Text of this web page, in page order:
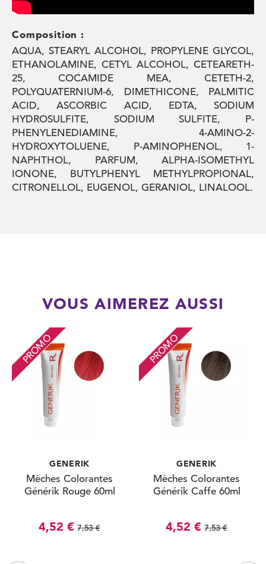
Composition :
AQUA, STEARYL ALCOHOL, PROPYLENE GLYCOL,
ETHANOLAMINE, CETYL ALCOHOL, CETEARETH-
25, COCAMIDE MEA, CETETH-2,
POLYQUATERNIUM-6, DIMETHICONE, PALMITIC
ACID, ASCORBIC ACID, EDTA, SODIUM
HYDROSULFITE, SODIUM SULFITE, P-
PHENYLENEDIAMINE, 4-AMINO-2-
HYDROXYTOLUENE, P-AMINOPHENOL, 1-
NAPHTHOL, PARFUM, ALPHA-ISOMETHYL
IONONE, BUTYLPHENYL METHYLPROPIONAL,
CITRONELLOL, EUGENOL, GERANIOL, LINALOOL.
VOUS AIMEREZ AUSSI
PROMO
GENERIK
Mèches Colorantes
Générik Rouge 60ml
4,52 € 7,53 €
PROMO
GENERIK
Mèches Colorantes
Générik Caffe 60ml
4,52 € 7,53 €